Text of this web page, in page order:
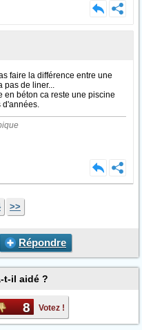
faire la différence entre une
pas de liner...
en béton ca reste une piscine
d'années.
>>
Répondre
t-il aidé ?
8 Votez !